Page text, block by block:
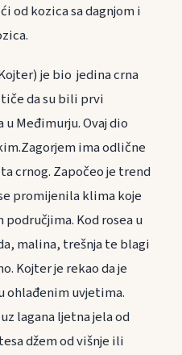
od kozica sa dagnjom i
je bio jedina crna
da su bili prvi
Međimurju. Ovaj dio
ima odlične
crnog. Započeo je trend
promijenila klima koje
Kod rosea u
malina, trešnja te blagi
Kojter je rekao da je
ohlađenim uvjetima.
lagana ljetna jela od
džem od višnje ili